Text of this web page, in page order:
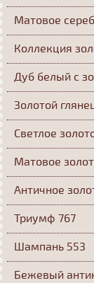
Матовое
Коллекция
Дуб белый с
Золотой
Светлое
Матовое
Античное
Триумф 767
Шампань 553
Бежевый